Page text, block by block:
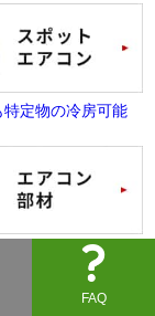
特定物の冷房可能
・風向きガイド等
FAQ